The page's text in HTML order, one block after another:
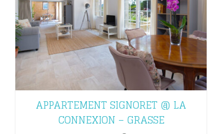
APPARTEMENT SIGNORET @ LA
CONNEXION – GRASSE